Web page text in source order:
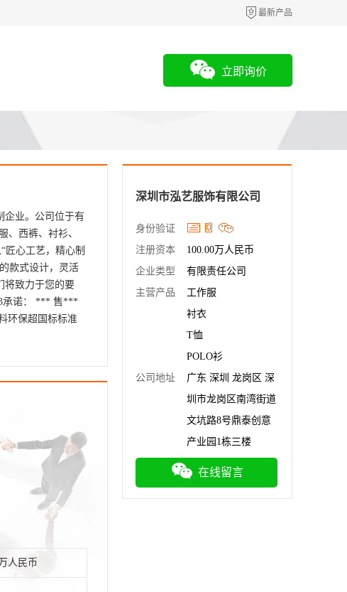
最新产品
立即询价
企业。公司位于有
、西裤、衬衫、
匠心工艺，精心制
款式设计，灵活
将致力于您的要
承诺： *** 售***
环保超国标标准
人民币
深圳市泓艺服饰有限公司
身份验证
注册资本
100.00万人民币
企业类型
有限责任公司
主营产品
工作服
衬衣
T恤
POLO衫
公司地址
广东 深圳 龙岗区 深
圳市龙岗区南湾街道
文坑路8号鼎泰创意
产业园1栋三楼
在线留言